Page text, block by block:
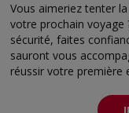
Vous aimeriez tenter
votre prochain voyage
sécurité, faites
sauront vous
réussir votre première